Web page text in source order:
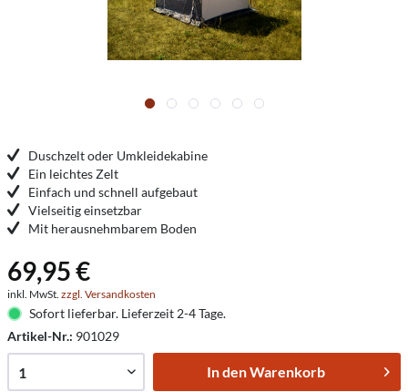
Duschzelt oder Umkleidekabine
Ein leichtes Zelt
Einfach und schnell aufgebaut
Vielseitig einsetzbar
Mit herausnehmbarem Boden
69,95 €
inkl. MwSt. zzgl. Versandkosten
Sofort lieferbar. Lieferzeit 2-4 Tage.
Artikel-Nr.: 901029
In denWarenkorb